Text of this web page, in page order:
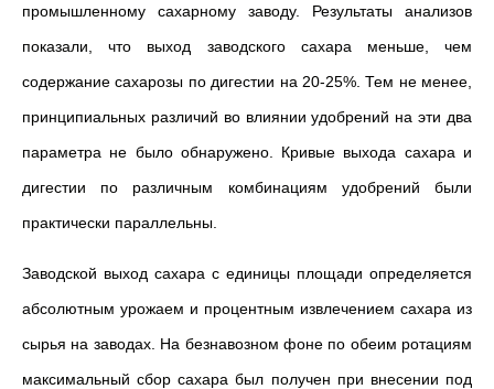
промышлен­ному сахарному заводу. Результаты анализов
показали, что выход заводского сахара меньше, чем
содержание сахарозы по дигестии на 20-25%. Тем не менее,
принципиальных различий во вли­янии удобрений на эти два
параметра не было обнаружено. Кривые выхода сахара и
дигестии по различным комбинациям удобрений были
практически параллельны.
Заводской выход сахара с единицы площади определяется
абсо­лютным урожаем и процентным извлечением сахара из
сырья на заво­дах. На безнавозном фоне по обеим ротациям
максимальный сбор сахара был получен при внесении под